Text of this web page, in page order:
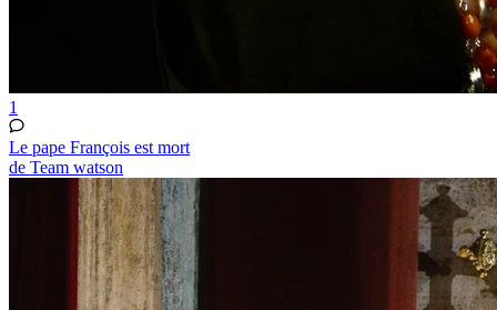
1
Le pape François est mort
de Team watson